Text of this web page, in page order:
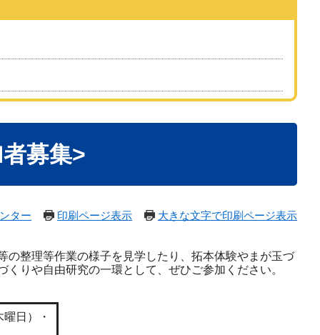
募集>
ター 印刷ページ表示 大きな文字で印刷ページ表示
の整理等作業の様子を見学したり、拓本体験やまが玉づ
りや自由研究の一環として、ぜひご参加ください。
日）・